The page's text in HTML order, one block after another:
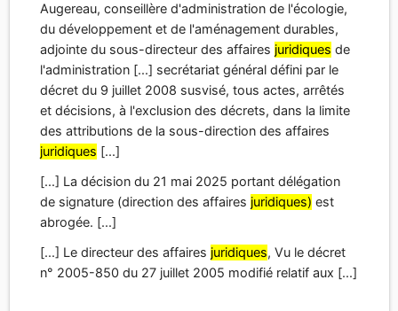
Augereau, conseillère d'administration de l'écologie,
du développement et de l'aménagement durables,
adjointe du sous-directeur des affaires juridiques de
l'administration [...] secrétariat général défini par le
décret du 9 juillet 2008 susvisé, tous actes, arrêtés
et décisions, à l'exclusion des décrets, dans la limite
des attributions de la sous-direction des affaires
juridiques [...]
[...] La décision du 21 mai 2025 portant délégation
de signature (direction des affaires juridiques) est
abrogée. [...]
[...] Le directeur des affaires juridiques, Vu le décret
n° 2005-850 du 27 juillet 2005 modifié relatif aux [...]